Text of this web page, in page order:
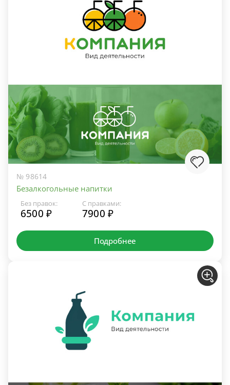
№ 98614
Безалкогольные напитки
Без правок:
6500 ₽
С правками:
7900 ₽
Подробнее